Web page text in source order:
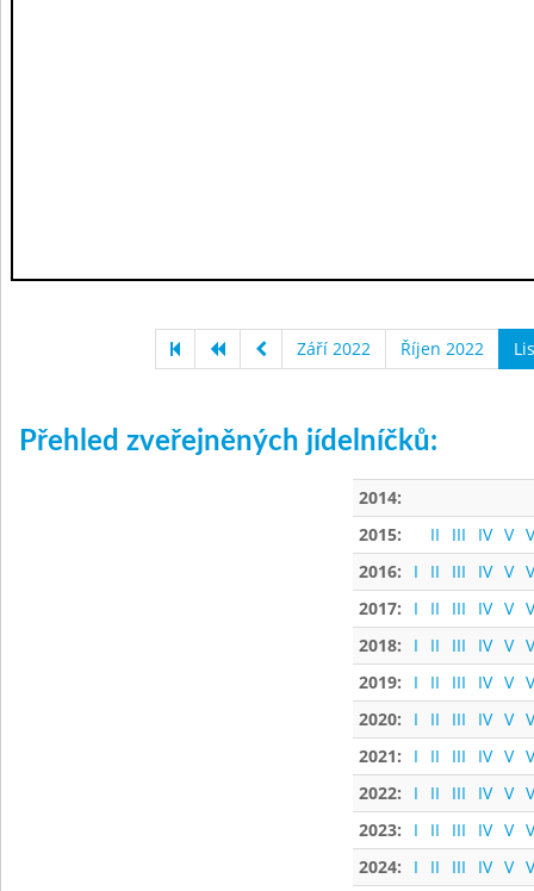
Září 2022 Říjen 2022
Přehled zveřejněných jídelníčků:
2014:
2015:
II III IV V
2016:
I II III IV V
2017:
I II III IV V
2018:
I II III IV V
2019:
I II III IV V
2020:
I II III IV V
2021:
I II III IV V
2022:
I II III IV V
2023:
I II III IV V
2024:
I II III IV V